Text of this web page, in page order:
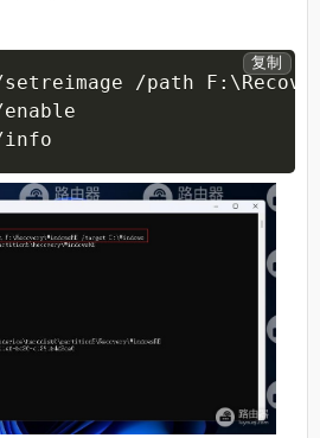
/path F: \
info
复制